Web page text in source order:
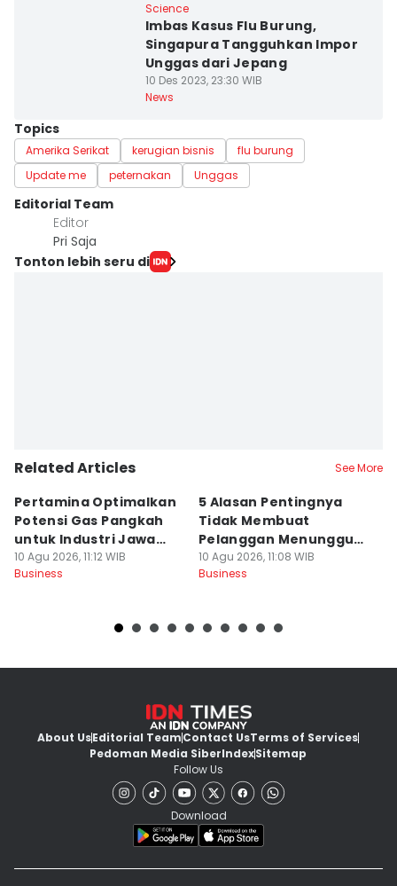
Science
Imbas Kasus Flu Burung,
Singapura Tangguhkan Impor
Unggas dari Jepang
10 Des 2023, 23:30 WIB
News
Topics
Amerika Serikat kerugian bisnis
flu burung
Update me
peternakan Unggas
Editorial Team
Editor
Pri Saja
Tonton lebih seru di
Related Articles See More
Pertamina Optimalkan
Potensi Gas Pangkah
untuk Industri Jawa
Timur
10 Agu 2026, 11:12 WIB
Business
5 Alasan Pentingnya
Tidak Membuat
Pelanggan Menunggu
Lama Pesanannya
10 Agu 2026, 11:08 WIB
Business
About UsEditorial TeamContact UsTerms of Services
Pedoman Media SiberIndexSitemap
Follow Us
Download